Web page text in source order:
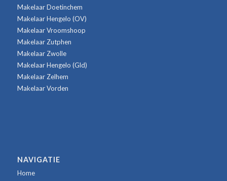
Makelaar Doetinchem
Makelaar Hengelo (OV)
Makelaar Vroomshoop
Makelaar Zutphen
Makelaar Zwolle
Makelaar Hengelo (Gld)
Makelaar Zelhem
Makelaar Vorden
NAVIGATIE
Home